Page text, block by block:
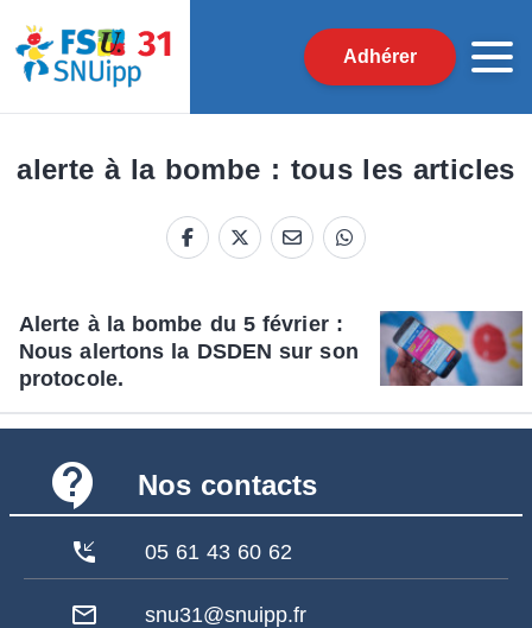
Adhérer
alerte à la bombe : tous les articles
Alerte à la bombe du 5 février :
Nous alertons la DSDEN sur son
protocole.
contact_support Nos contacts
phone_callback 05 61 43 60 62
mail_outline snu31@snuipp.fr